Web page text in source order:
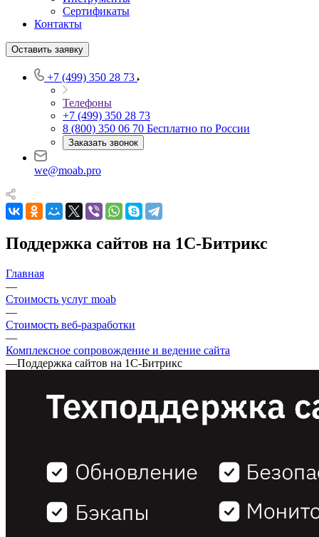
Сертификаты
Контакты
Оставить заявку
+7 (499) 350 28 73
Телефоны
+7 (499) 350 28 73
8 (800) 350 06 70 Бесплатно по России
Заказать звонок
we@moab.pro
Поддержка сайтов на 1С-Битрикс
Главная
—
Стоимость услуг moab
—
Стоимость веб-разработки
—
Комплексное сопровождение и ведение сайта
—Поддержка сайтов на 1С-Битрикс